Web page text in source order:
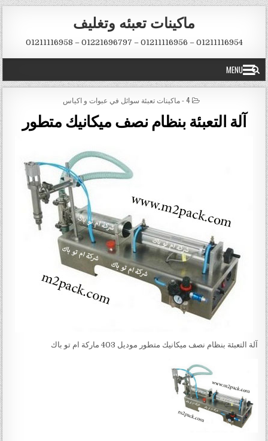
Skip to content
ماكينات تعبئه وتغليف
01211116954 – 01211116956 – 01221696797 – 01211116958
MENU
POSTED IN
4 - ماكينات تعبئة سوائل في عبوات و اكياس
آلة التعبئة بنظام نصف ميكانيك متطور
آلة التعبئة بنظام نصف ميكانيك متطور موديل 403 ماركة ام تو باك